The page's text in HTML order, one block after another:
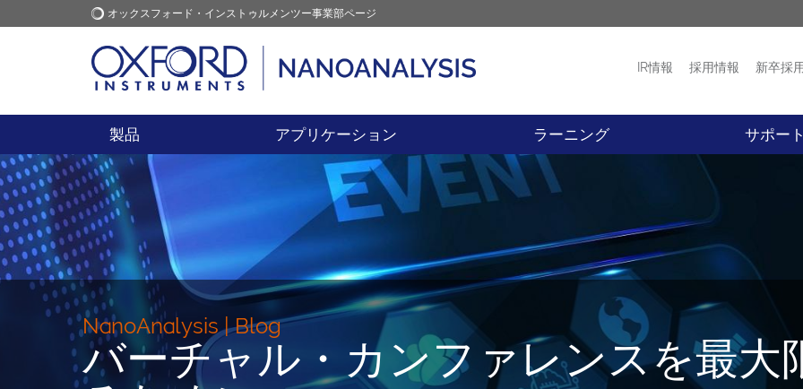
オックスフォード・インストゥルメンツー事業部ページ
オックスフォード・インス
トゥルメンツ
アプリケーション ニュース
IR情報 採用情報 新卒採
製品 アプリケーション ラーニング サポー
NanoAnalysis | Blog
バーチャル・カンファレンスを最大